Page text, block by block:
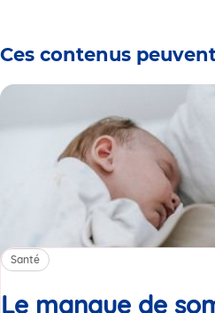
Ces contenus
Santé
Le manque de